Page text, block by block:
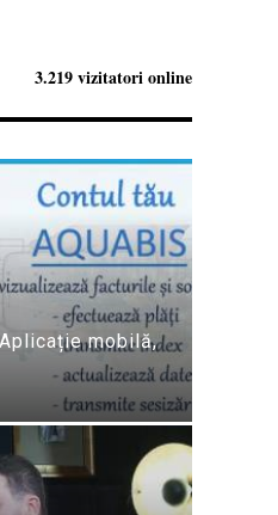
3.219 vizitatori online
mobilă,